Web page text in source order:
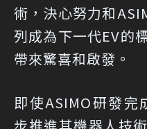
術，決心努力和
列成為下一代EV的
帶來驚喜和啟發。
即使ASIMO研發